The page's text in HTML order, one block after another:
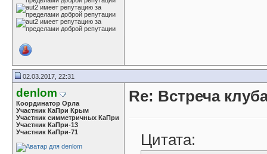
02.03.2017, 22:31
denlom
Координатор Орла
Участник КаПри Крым
Участник симметричных КаПри
Участник КаПри-13
Участник КаПри-71
Re: Встреча
Цитата: